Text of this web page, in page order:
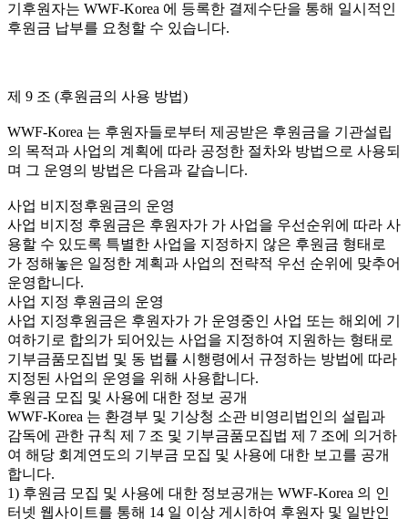
기후원자는 WWF-Korea 에 등록한 결제수단을 통해 일시적인
후원금 납부를 요청할 수 있습니다.
제 9 조 (후원금의 사용 방법)
WWF-Korea 는 후원자들로부터 제공받은 후원금을 기관설립
의 목적과 사업의 계획에 따라 공정한 절차와 방법으로 사용되
며 그 운영의 방법은 다음과 같습니다.
사업 비지정후원금의 운영
사업 비지정 후원금은 후원자가 가 사업을 우선순위에 따라 사
용할 수 있도록 특별한 사업을 지정하지 않은 후원금 형태로
가 정해놓은 일정한 계획과 사업의 전략적 우선 순위에 맞추어
운영합니다.
사업 지정 후원금의 운영
사업 지정후원금은 후원자가 가 운영중인 사업 또는 해외에 기
여하기로 합의가 되어있는 사업을 지정하여 지원하는 형태로
기부금품모집법 및 동 법률 시행령에서 규정하는 방법에 따라
지정된 사업의 운영을 위해 사용합니다.
후원금 모집 및 사용에 대한 정보 공개
WWF-Korea 는 환경부 및 기상청 소관 비영리법인의 설립과
감독에 관한 규칙 제 7 조 및 기부금품모집법 제 7 조에 의거하
여 해당 회계연도의 기부금 모집 및 사용에 대한 보고를 공개
합니다.
1) 후원금 모집 및 사용에 대한 정보공개는 WWF-Korea 의 인
터넷 웹사이트를 통해 14 일 이상 게시하여 후원자 및 일반인